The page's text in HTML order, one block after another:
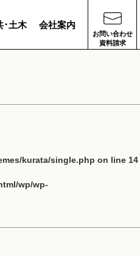
･土木 会社案内
お問い合わせ
資料請求
kurata/single.php on line 14
wp/wp-